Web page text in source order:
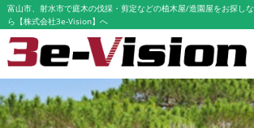
富山市、射水市で庭木の伐採・剪定などの植木屋/造園屋をお探しな
ら【株式会社3e-Vision】へ